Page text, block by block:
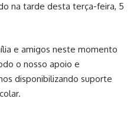
na tarde desta terça-feira, 5
e amigos neste momento
o nosso apoio e
disponibilizando suporte